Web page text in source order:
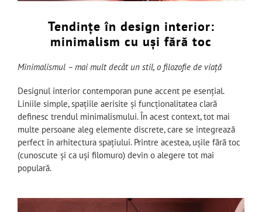
Tendințe în design interior:
minimalism cu uși fără toc
Minimalismul – mai mult decât un stil, o filozofie de viață
Designul interior contemporan pune accent pe esențial.
Liniile simple, spațiile aerisite și funcționalitatea clară
definesc trendul minimalismului. În acest context, tot mai
multe persoane aleg elemente discrete, care se integrează
perfect în arhitectura spațiului. Printre acestea, ușile fără toc
(cunoscute și ca uși filomuro) devin o alegere tot mai
populară.